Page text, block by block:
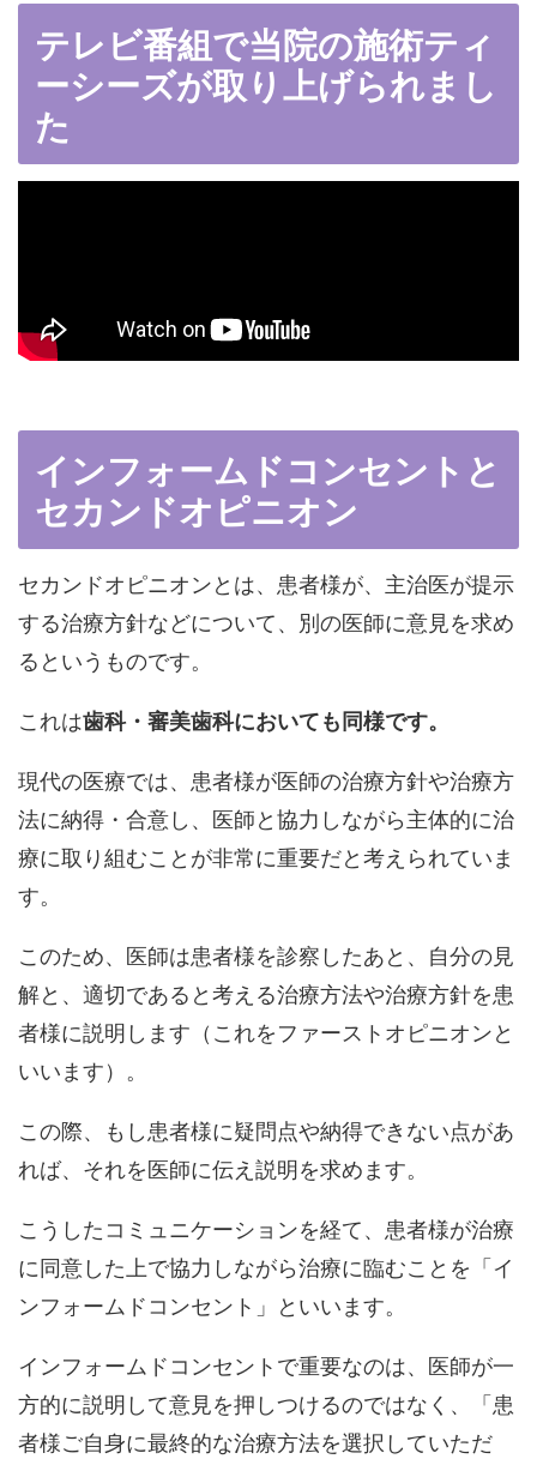
テレビ番組で当院の施術ティ
ーシーズが取り上げられまし
た
インフォームドコンセントと
セカンドオピニオン
セカンドオピニオンとは、患者様が、主治医が提示
する治療方針などについて、別の医師に意見を求め
るというものです。
これは歯科・審美歯科においても同様です。
現代の医療では、患者様が医師の治療方針や治療方
法に納得・合意し、医師と協力しながら主体的に治
療に取り組むことが非常に重要だと考えられていま
す。
このため、医師は患者様を診察したあと、自分の見
解と、適切であると考える治療方法や治療方針を患
者様に説明します（これをファーストオピニオンと
いいます）。
この際、もし患者様に疑問点や納得できない点があ
れば、それを医師に伝え説明を求めます。
こうしたコミュニケーションを経て、患者様が治療
に同意した上で協力しながら治療に臨むことを「イ
ンフォームドコンセント」といいます。
インフォームドコンセントで重要なのは、医師が一
方的に説明して意見を押しつけるのではなく、「患
者様ご自身に最終的な治療方法を選択していただ